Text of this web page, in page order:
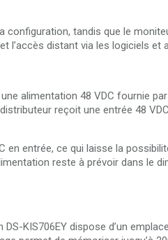
configuration, tandis que le
l’accès distant via les logiciels et
alimentation 48 VDC fournie
reçoit une entrée 48
entrée, ce qui laisse la
reste à prévoir dans le
KIS706EY dispose d’un